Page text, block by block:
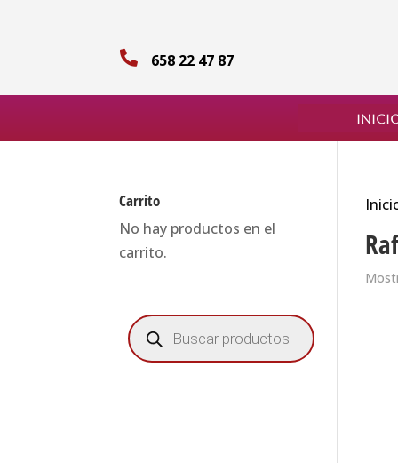
 658 22 47 87
Carrito
No hay productos en el
carrito.
Búsqueda
de
productos